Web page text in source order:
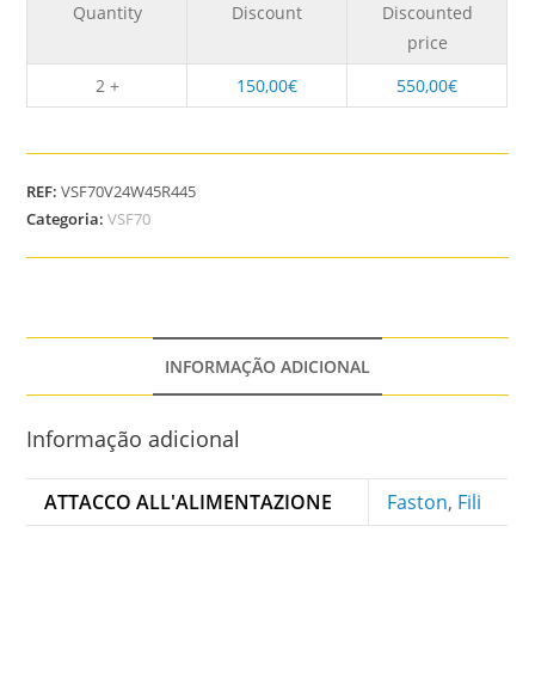
Quantity Discount
Discounted
price
2 +
150,00€ 550,00€
REF:VSF70V24W45R445
Categoria:VSF70
INFORMAÇÃO ADICIONAL
Informação adicional
ATTACCO ALL'ALIMENTAZIONE Faston, Fili